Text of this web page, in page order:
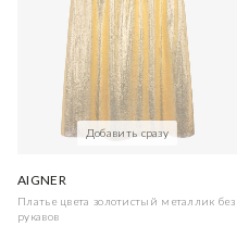
Добавить сразу
AIGNER
Платье цвета золотистый металлик без
рукавов